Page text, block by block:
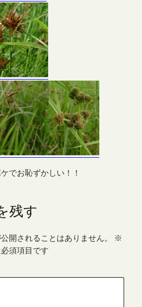
お恥ずかしい！！
残す
開されることはありません。
※
須項目です